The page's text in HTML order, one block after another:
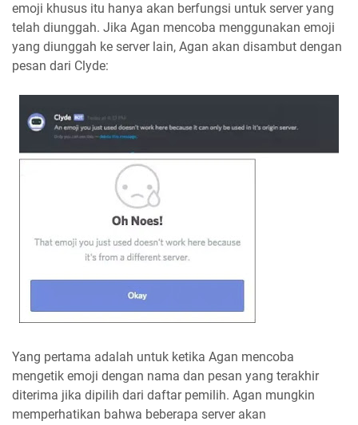
emoji khusus itu hanya akan berfungsi untuk server yang
telah diunggah. Jika Agan mencoba menggunakan emoji
yang diunggah ke server lain, Agan akan disambut dengan
pesan dari Clyde:
Yang pertama adalah untuk ketika Agan mencoba
mengetik emoji dengan nama dan pesan yang terakhir
diterima jika dipilih dari daftar pemilih. Agan mungkin
memperhatikan bahwa beberapa server akan